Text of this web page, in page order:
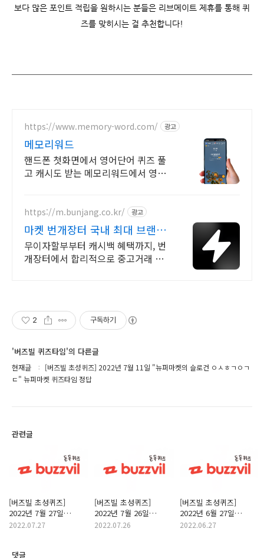
보다 많은 포인트 적립을 원하시는 분들은 리브메이트 제휴를 통해 퀴
즈를 맞히시는 걸 추천합니다!
https://www.memory-word.com/ 광고
메모리워드
핸드폰 첫화면에서 영어단어 퀴즈 풀
고 캐시도 받는 메모리워드에서 영어
https://m.bunjang.co.kr/ 광고
마켓 번개장터 국내 최대 브랜드
중고거래
무이자할부부터 캐시백 혜택까지, 번
개장터에서 합리적으로 중고거래 하
2 구독하기
'버즈빌 퀴즈타임'의 다른글
현재글
[버즈빌 초성퀴즈] 2022년 7월 11일 "뉴퍼마켓의 슬로건 ㅇㅅㅎㄱㅇㄱ
ㄷ" 뉴퍼마켓 퀴즈타임 정답
관련글
[버즈빌 초성퀴즈]
2022년 7월 27일
덴프스10주년 퀴즈타임
2022.07.27
[버즈빌 초성퀴즈]
2022년 7월 26일
현대해상다이렉트
2022.07.26
[버즈빌 초성퀴즈]
2022년 6월 27일
"Kappaㅌㄹㅍㄷㅂ"
2022.06.27
댓글